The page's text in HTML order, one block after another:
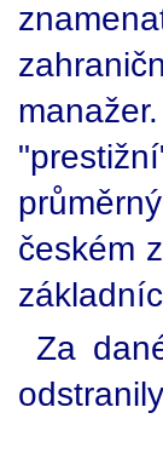
českém
Za